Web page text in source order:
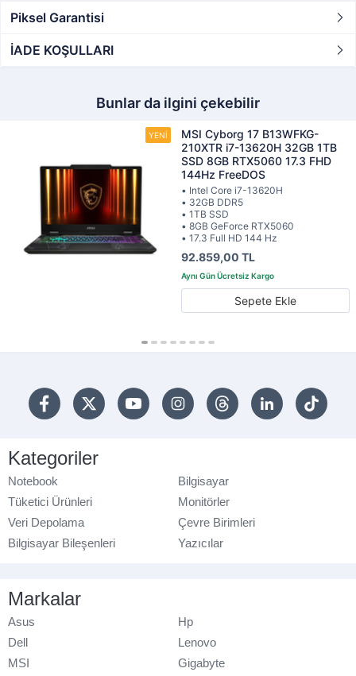
Piksel Garantisi
İADE KOŞULLARI
Bunlar da ilgini çekebilir
MSI Cyborg 17 B13WFKG-
210XTR i7-13620H 32GB 1TB
SSD 8GB RTX5060 17.3 FHD
144Hz FreeDOS
• Intel Core i7-13620H
• 32GB DDR5
• 1TB SSD
• 8GB GeForce RTX5060
• 17.3 Full HD 144 Hz
92.859,00 TL
Sepete Ekle
Kategoriler
Notebook
Bilgisayar
Tüketici Ürünleri
Monitörler
Veri Depolama
Çevre Birimleri
Bilgisayar Bileşenleri
Yazıcılar
Markalar
Asus
Hp
Dell
Lenovo
MSI
Gigabyte